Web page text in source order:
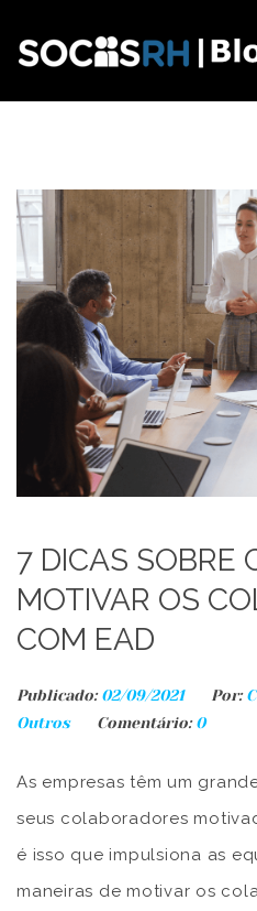
7 DICAS SOBRE
MOTIVAR OS
COM EAD
Publicado: 02/09/2021 Por:
Outros
Comentário:0
As empresas têm um
seus colaboradores
é isso que impulsiona as
maneiras de motivar os